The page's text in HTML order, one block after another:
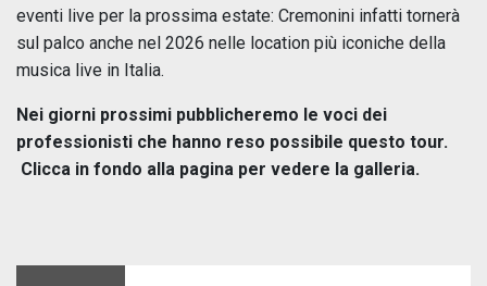
eventi live per la prossima estate: Cremonini infatti tornerà
sul palco anche nel 2026 nelle location più iconiche della
musica live in Italia.
Nei giorni prossimi pubblicheremo le voci dei
professionisti che hanno reso possibile questo tour.
Clicca in fondo alla pagina per vedere la galleria.